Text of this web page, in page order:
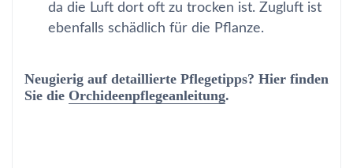
da die Luft dort oft zu trocken ist. Zugluft ist
ebenfalls schädlich für die Pflanze.
Neugierig auf detaillierte Pflegetipps? Hier finden
Sie die Orchideenpflegeanleitung.